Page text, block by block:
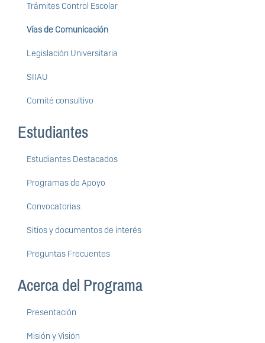
Trámites Control Escolar
Vías de Comunicación
Legislación Universitaria
SIIAU
Comité consultivo
Estudiantes
Estudiantes Destacados
Programas de Apoyo
Convocatorias
Sitios y documentos de interés
Preguntas Frecuentes
Acerca del Programa
Presentación
Misión y Visión